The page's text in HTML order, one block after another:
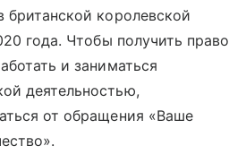
британской королевской
года. Чтобы получить право
и заниматься
деятельностью,
от обращения «Ваше